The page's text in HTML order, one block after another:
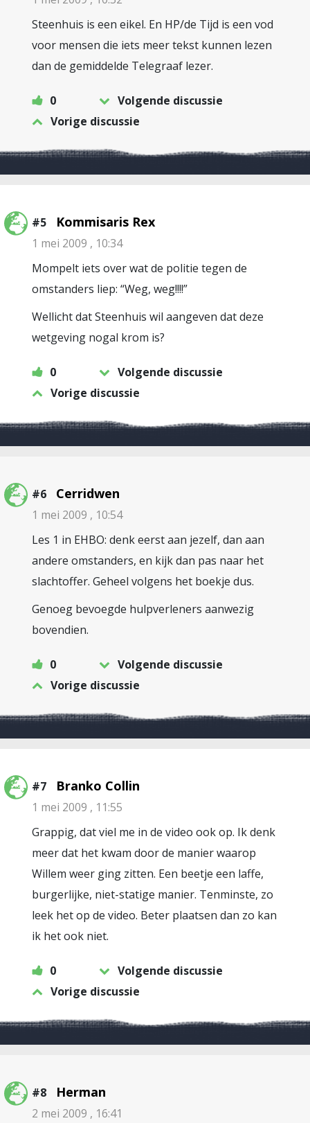
Steenhuis is een eikel. En HP/de Tijd is een vod
voor mensen die iets meer tekst kunnen lezen
dan de gemiddelde Telegraaf lezer.
0
Volgende discussie
Vorige discussie
#5 Kommisaris Rex
1 mei 2009 , 10:34
Mompelt iets over wat de politie tegen de
omstanders liep: “Weg, weg!!!!”
Wellicht dat Steenhuis wil aangeven dat deze
wetgeving nogal krom is?
0
Volgende discussie
Vorige discussie
#6 Cerridwen
1 mei 2009 , 10:54
Les 1 in EHBO: denk eerst aan jezelf, dan aan
andere omstanders, en kijk dan pas naar het
slachtoffer. Geheel volgens het boekje dus.
Genoeg bevoegde hulpverleners aanwezig
bovendien.
0
Volgende discussie
Vorige discussie
#7 Branko Collin
1 mei 2009 , 11:55
Grappig, dat viel me in de video ook op. Ik denk
meer dat het kwam door de manier waarop
Willem weer ging zitten. Een beetje een laffe,
burgerlijke, niet-statige manier. Tenminste, zo
leek het op de video. Beter plaatsen dan zo kan
ik het ook niet.
0
Volgende discussie
Vorige discussie
#8 Herman
2 mei 2009 , 16:41